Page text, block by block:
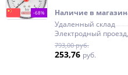
-68%
Наличие в
Удаленный склад
Электродный
793,00 руб.
253,76 руб.